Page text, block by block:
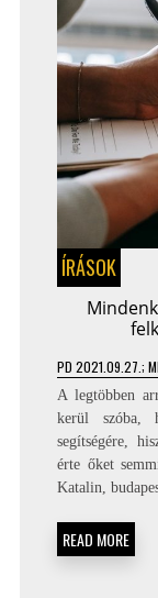
ÍRÁSOK
PD 2021.09.27. ;
A legtöbben
kerül szóba,
segítségére,
érte őket
Katalin,
READ MORE